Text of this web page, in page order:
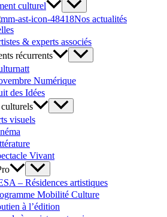
culturel
Nos actualités
& experts associés
récurrents
Numérique
des Idées
culturels
visuels
Vivant
– Résidences artistiques
Mobilité Culture
à l’édition